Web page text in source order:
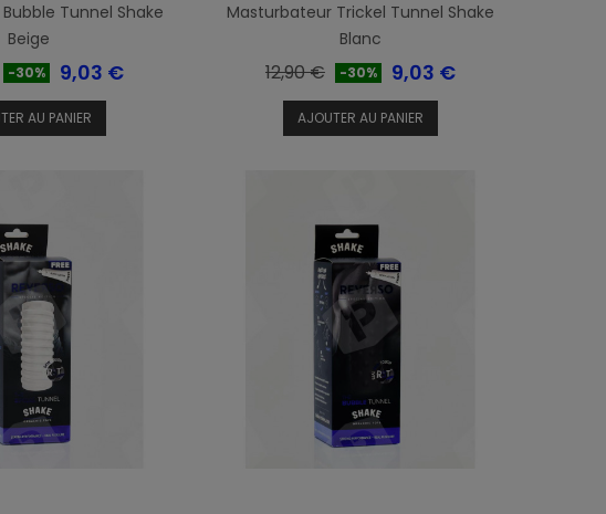
Tunnel Shake
Beige
-30% Prix
9,03 €
AU PANIER
Masturbateur Trickel Tunnel Shake
Blanc
Prix
de
base
12,90 € -30% Prix
9,03 €
AJOUTER AU PANIER